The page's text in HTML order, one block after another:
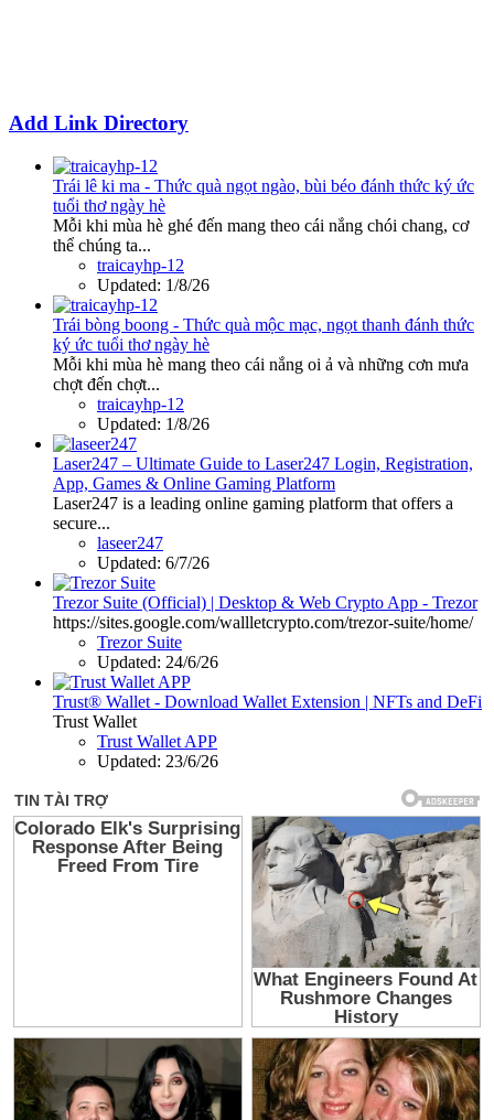
Add Link Directory
Trái lê ki ma - Thức quà ngọt ngào, bùi béo đánh thức ký ức
tuổi thơ ngày hè
Mỗi khi mùa hè ghé đến mang theo cái nắng chói chang, cơ
thể chúng ta...
traicayhp-12
Updated: 1/8/26
Trái bòng boong - Thức quà mộc mạc, ngọt thanh đánh thức
ký ức tuổi thơ ngày hè
Mỗi khi mùa hè mang theo cái nắng oi ả và những cơn mưa
chợt đến chợt...
traicayhp-12
Updated: 1/8/26
Laser247 – Ultimate Guide to Laser247 Login, Registration,
App, Games & Online Gaming Platform
Laser247 is a leading online gaming platform that offers a
secure...
laseer247
Updated: 6/7/26
Trezor Suite (Official) | Desktop & Web Crypto App - Trezor
https://sites.google.com/wallletcrypto.com/trezor-suite/home/
Trezor Suite
Updated: 24/6/26
Trust® Wallet - Download Wallet Extension | NFTs and DeFi
Trust Wallet
Trust Wallet APP
Updated: 23/6/26